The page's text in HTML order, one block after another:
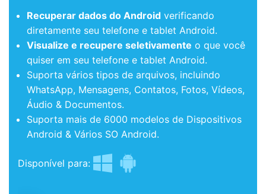
Recuperar dados do Android verificando
diretamente seu telefone e tablet Android.
Visualize e recupere seletivamente o que você
quiser em seu telefone e tablet Android.
Suporta vários tipos de arquivos, incluindo
WhatsApp, Mensagens, Contatos, Fotos, Vídeos,
Áudio & Documentos.
Suporta mais de 6000 modelos de Dispositivos
Android & Vários SO Android.
Disponível para: